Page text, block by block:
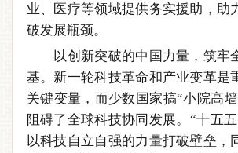
业、医疗等领域提供务实援助，助
破发展瓶颈。
以创新突破的中国力量，筑牢
基。新一轮科技革命和产业变革是
关键变量，而少数国家搞“小院高墙
阻碍了全球科技协同发展。“十五
以科技自立自强的力量打破壁垒，